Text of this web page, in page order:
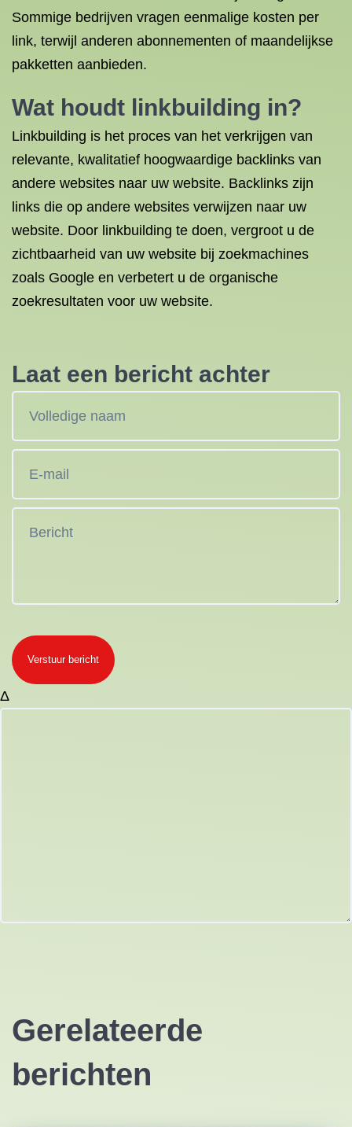
Sommige bedrijven vragen eenmalige kosten per
link, terwijl anderen abonnementen of maandelijkse
pakketten aanbieden.
Wat houdt linkbuilding in?
Linkbuilding is het proces van het verkrijgen van
relevante, kwalitatief hoogwaardige backlinks van
andere websites naar uw website. Backlinks zijn
links die op andere websites verwijzen naar uw
website. Door linkbuilding te doen, vergroot u de
zichtbaarheid van uw website bij zoekmachines
zoals Google en verbetert u de organische
zoekresultaten voor uw website.
Laat een bericht achter
Verstuur bericht
Δ
Gerelateerde
berichten